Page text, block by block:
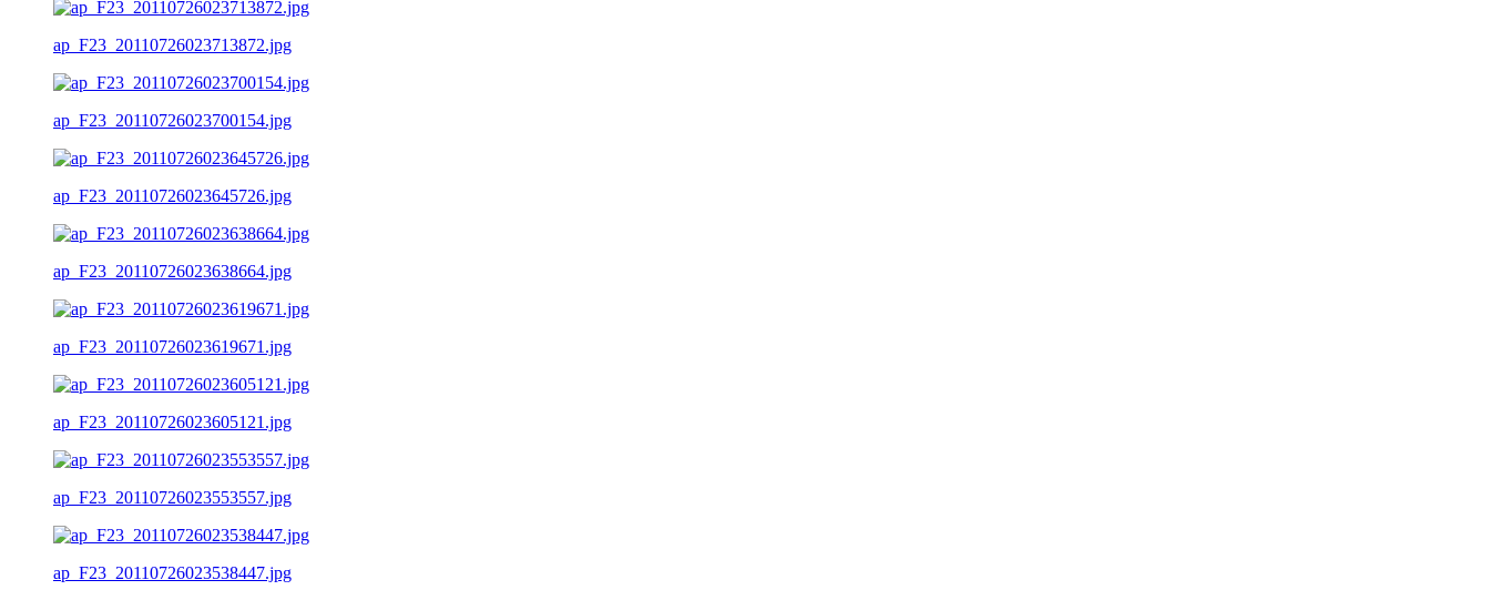
ap_F23_20110726023713872.jpg
ap_F23_20110726023700154.jpg
ap_F23_20110726023645726.jpg
ap_F23_20110726023638664.jpg
ap_F23_20110726023619671.jpg
ap_F23_20110726023605121.jpg
ap_F23_20110726023553557.jpg
ap_F23_20110726023538447.jpg